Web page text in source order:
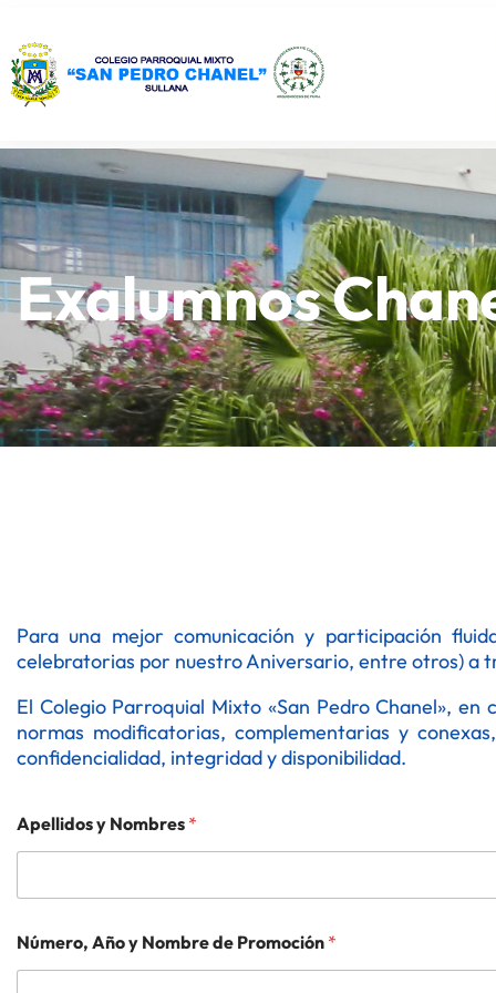
Exalumnos
Para una mejor comunicación y participación
celebratorias por nuestro Aniversario, entre otros) a
El Colegio Parroquial Mixto «San Pedro Chanel»,
normas modificatorias, complementarias y
confidencialidad, integridad y disponibilidad.
Apellidos y Nombres *
Número, Año y Nombre de Promoción *